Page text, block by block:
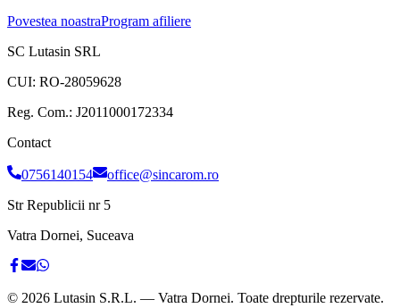
Povestea noastraProgram afiliere
SC Lutasin SRL
CUI: RO-28059628
Reg. Com.: J2011000172334
Contact
0756140154
office@sincarom.ro
Str Republicii nr 5
Vatra Dornei, Suceava
© 2026 Lutasin S.R.L. — Vatra Dornei. Toate drepturile rezervate.